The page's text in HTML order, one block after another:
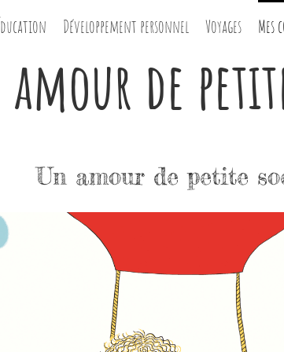
Développement personnel Voyages Mes
de
Un amour de petite